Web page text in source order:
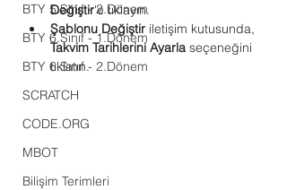
BTY 5.Sınıf - 2.Dönem
BTY 6.Sınıf - 1.Dönem
BTY 6.Sınıf - 2.Dönem
SCRATCH
CODE.ORG
MBOT
Bilişim Terimleri
Değiştir'e tıklayın.
Şablonu Değiştir iletişim kutusunda,
Takvim Tarihlerini Ayarla seçeneğini
tıklatın.